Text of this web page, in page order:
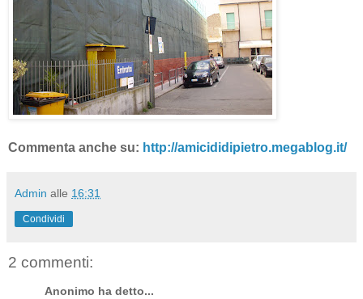
Commenta anche su: http://amicididipietro.megablog.it/
Admin alle 16:31
Condividi
2 commenti:
Anonimo ha detto...